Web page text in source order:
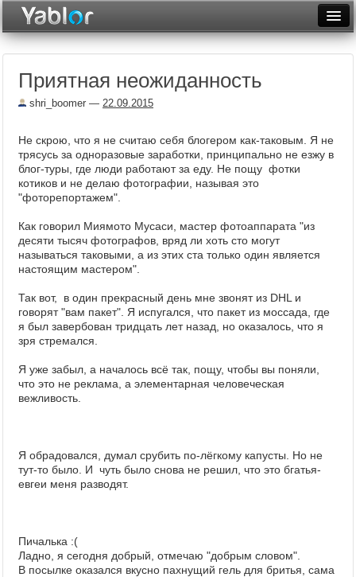
Неделя
Рейтинги
Архив
Видеотоп
Приятная неожиданность
shri_boomer — 22.09.2015
Не скрою, что я не считаю себя блогером как-таковым. Я не
трясусь за одноразовые заработки, принципально не езжу в
блог-туры, где люди работают за еду. Не пощу фотки
котиков и не делаю фотографии, называя это
"фоторепортажем".
Как говорил Миямото Мусаси, мастер фотоаппарата "из
десяти тысяч фотографов, вряд ли хоть сто могут
называться таковыми, а из этих ста только один является
настоящим мастером".
Так вот, в один прекрасный день мне звонят из DHL и
говорят "вам пакет". Я испугался, что пакет из моссада, где
я был завербован тридцать лет назад, но оказалось, что я
зря стремался.
Я уже забыл, а началось всё так, пощу, чтобы вы поняли,
что это не реклама, а элементарная человеческая
вежливость.
Я обрадовался, думал срубить по-лёгкому капусты. Но не
тут-то было. И чуть было снова не решил, что это бгатья-
евгеи меня разводят.
Пичалька :(
Ладно, я сегодня добрый, отмечаю "добрым словом".
В посылке оказался вкусно пахнущий гель для бритья, сама